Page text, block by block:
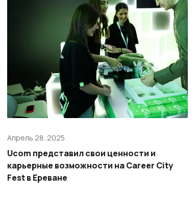
Апрель 28, 2025
Ucom представил свои ценности и
карьерные возможности на Career City
Fest в Ереване